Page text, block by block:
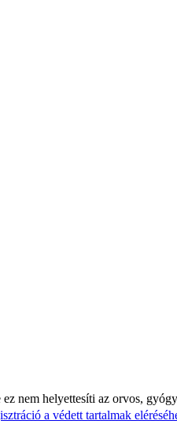
nem helyettesíti az orvos,
a védett tartalmak